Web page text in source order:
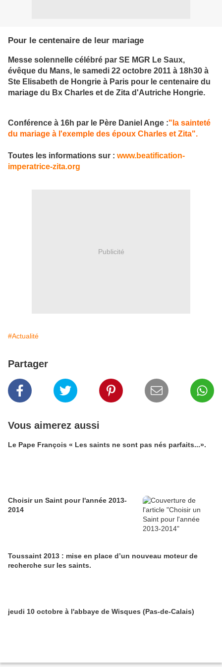
Pour le centenaire de leur mariage
Messe solennelle célébré par SE MGR Le Saux,
évêque du Mans, le samedi 22 octobre 2011 à 18h30 à
Ste Elisabeth de Hongrie à Paris pour le centenaire du
mariage du Bx Charles et de Zita d'Autriche Hongrie.
Conférence à 16h par le Père Daniel Ange :"la sainteté
du mariage à l'exemple des époux Charles et Zita".
Toutes les informations sur : www.beatification-
imperatrice-zita.org
Publicité
#Actualité
Partager
Vous aimerez aussi
Le Pape François « Les saints ne sont pas nés parfaits...».
Choisir un Saint pour l'année 2013-
2014
Toussaint 2013 : mise en place d’un nouveau moteur de
recherche sur les saints.
jeudi 10 octobre à l'abbaye de Wisques (Pas-de-Calais)